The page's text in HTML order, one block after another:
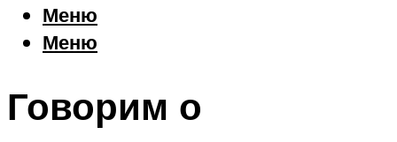
Меню
Меню
Говорим о